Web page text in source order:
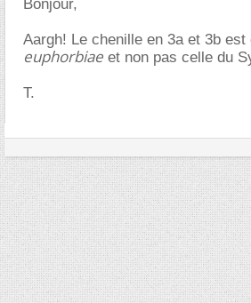
Bonjour,
Aargh! Le chenille en 3a et 3b est
euphorbiae et non pas celle du
T.